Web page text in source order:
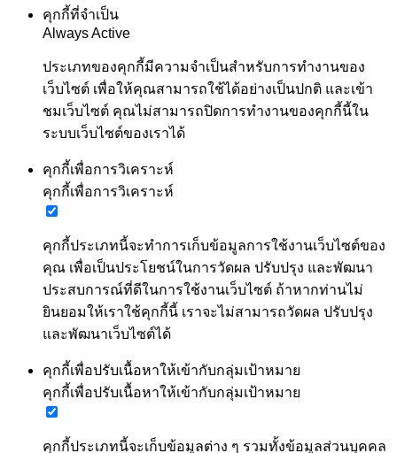
คุกกี้ที่จำเป็น
Always Active
ประเภทของคุกกี้มีความจำเป็นสำหรับการทำงานของ
เว็บไซต์ เพื่อให้คุณสามารถใช้ได้อย่างเป็นปกติ และเข้า
ชมเว็บไซต์ คุณไม่สามารถปิดการทำงานของคุกกี้นี้ใน
ระบบเว็บไซต์ของเราได้
คุกกี้เพื่อการวิเคราะห์
คุกกี้เพื่อการวิเคราะห์
คุกกี้ประเภทนี้จะทำการเก็บข้อมูลการใช้งานเว็บไซต์ของ
คุณ เพื่อเป็นประโยชน์ในการวัดผล ปรับปรุง และพัฒนา
ประสบการณ์ที่ดีในการใช้งานเว็บไซต์ ถ้าหากท่านไม่
ยินยอมให้เราใช้คุกกี้นี้ เราจะไม่สามารถวัดผล ปรับปรุง
และพัฒนาเว็บไซต์ได้
คุกกี้เพื่อปรับเนื้อหาให้เข้ากับกลุ่มเป้าหมาย
คุกกี้เพื่อปรับเนื้อหาให้เข้ากับกลุ่มเป้าหมาย
คุกกี้ประเภทนี้จะเก็บข้อมูลต่าง ๆ รวมทั้งข้อมูลส่วนบุคคล